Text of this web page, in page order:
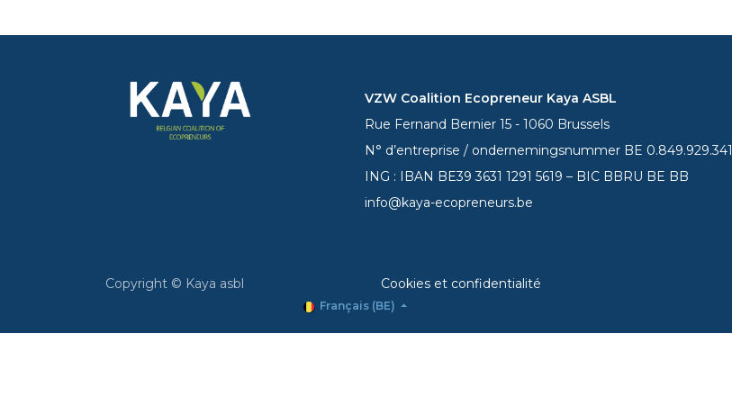
VZW Coalition Ecopreneur Kaya ASBL
Rue Fernand Bernier 15 - 1060 Brussels
N° d’entreprise / ondernemingsnummer BE 0.849.929.341
ING : IBAN BE393631 1291 5619 – BIC BBRU BE BB
info@kaya-ecopreneurs.be
Copyright © Kaya asbl Cookies et confidentialité
Français (BE)